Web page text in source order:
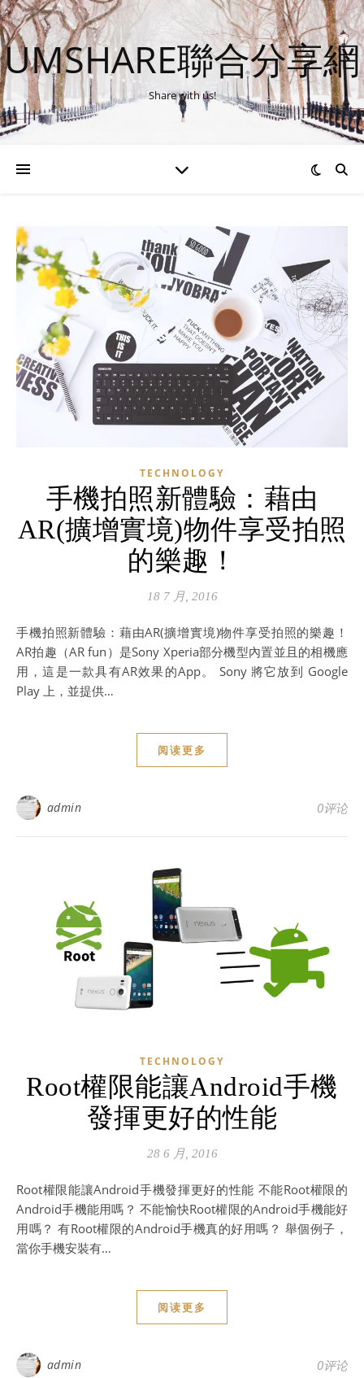
UMSHARE聯合分享網
Share with us!
TECHNOLOGY
手機拍照新體驗：藉由
AR(擴增實境)物件享受拍照
的樂趣！
18 7 月, 2016
手機拍照新體驗：藉由AR(擴增實境)物件享受拍照的樂趣！
AR拍趣（AR fun）是Sony Xperia部分機型內置並且的相機應
用，這是一款具有AR效果的App。 Sony 將它放到 Google
Play 上，並提供…
阅读更多
admin 0评论
TECHNOLOGY
Root權限能讓Android手機
發揮更好的性能
28 6 月, 2016
Root權限能讓Android手機發揮更好的性能 不能Root權限的
Android手機能用嗎？ 不能愉快Root權限的Android手機能好
用嗎？ 有Root權限的Android手機真的好用嗎？ 舉個例子，
當你手機安裝有…
阅读更多
admin 0评论